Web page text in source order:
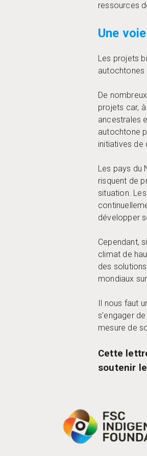
ressources
Une
Les projets
autochtones
De
projets car,
ancestrales
autochtone
initiatives de
Les pays du
risquent de
situation.
développer
Cependant,
climat de
des
mondiaux
Il nous faut
s’engager
mesure de
Cette
soutenir